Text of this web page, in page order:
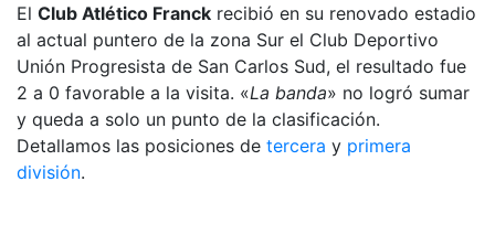
El Club Atlético Franck recibió en su renovado estadio
al actual puntero de la zona Sur el Club Deportivo
Unión Progresista de San Carlos Sud, el resultado fue
2 a 0 favorable a la visita. «La banda» no logró sumar
y queda a solo un punto de la clasificación.
Detallamos las posiciones de tercera y primera
división.